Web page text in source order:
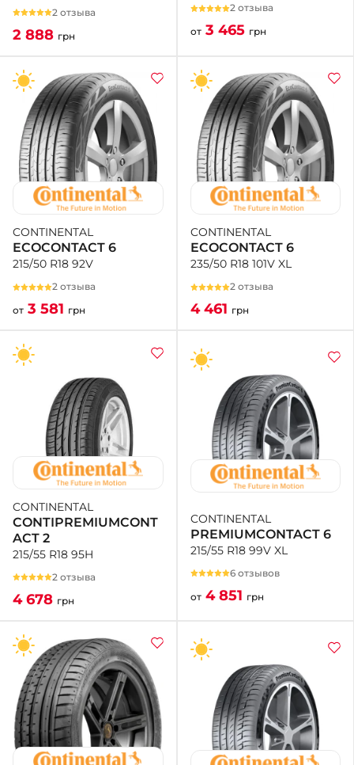
+38 (068)-923-74-19
- Калиновая
2 отзыва
2 888 грн
2 отзыва
от 3 465 грн
CONTINENTAL
ECOCONTACT 6
215/50 R18 92V
2 отзыва
от 3 581 грн
CONTINENTAL
ECOCONTACT 6
235/50 R18 101V XL
2 отзыва
4 461 грн
CONTINENTAL
CONTIPREMIUMCONT
ACT 2
215/55 R18 95H
2 отзыва
4 678 грн
CONTINENTAL
PREMIUMCONTACT 6
215/55 R18 99V XL
6 отзывов
от 4 851 грн